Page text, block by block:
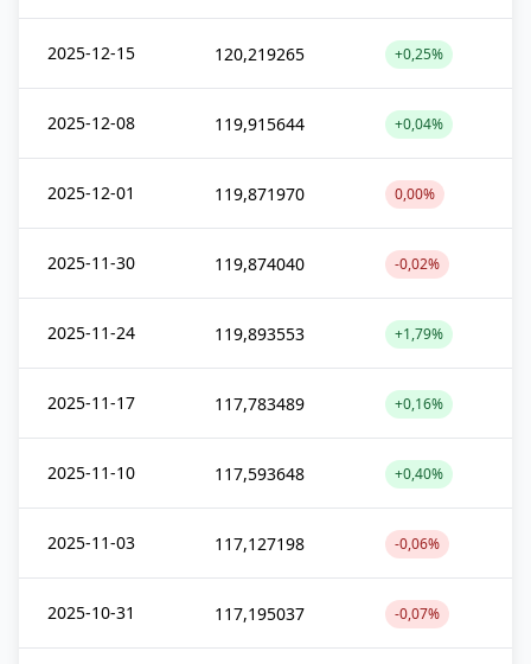
2025-12-15 120,219265 +0,25%
2025-12-08 119,915644 +0,04%
2025-12-01 119,871970 0,00%
2025-11-30 119,874040 -0,02%
2025-11-24 119,893553 +1,79%
2025-11-17 117,783489 +0,16%
2025-11-10 117,593648 +0,40%
2025-11-03 117,127198 -0,06%
2025-10-31 117,195037 -0,07%